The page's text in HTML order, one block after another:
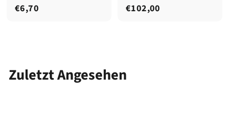
€6,70 €102,00
Zuletzt Angesehen